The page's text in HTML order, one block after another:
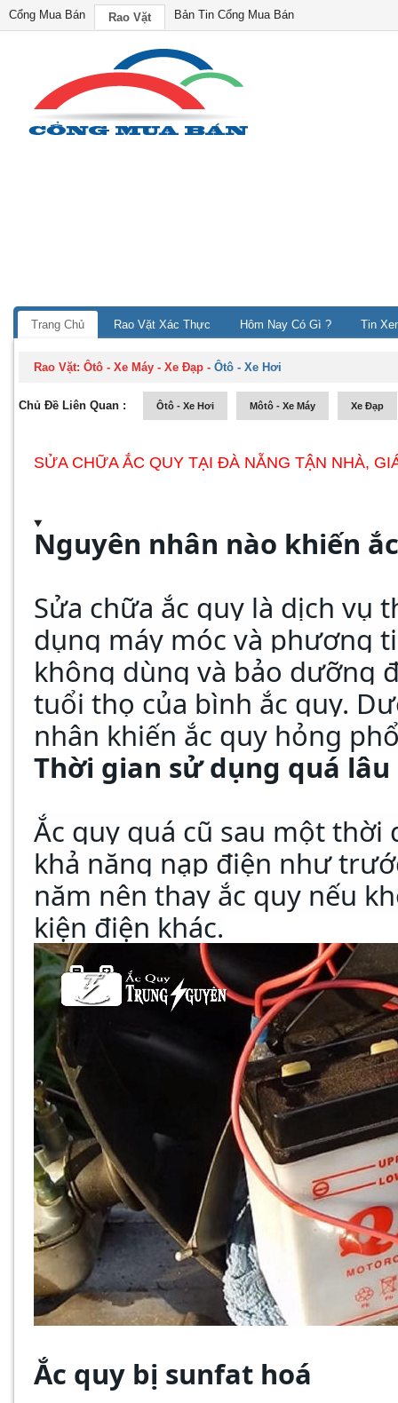
Cổng Mua Bán Rao Vặt Bản Tin Cổng Mua Bán
Trang Chủ Rao Vặt Xác Thực Hôm Nay Có Gì ? Tin
Rao Vặt:Ôtô - Xe Máy - Xe Đạp -Ôtô - Xe Hơi
Chủ Đề Liên Quan : Ôtô - Xe Hơi Môtô - Xe Máy Xe Đạp
SỬA CHỮA ẮC QUY TẠI ĐÀ NẴNG TẬN NHÀ,
Nguyên nhân nào khiến
Sửa chữa ắc quy là dịch vụ
dụng máy móc và phương
không dùng và bảo dưỡng
tuổi thọ của bình ắc quy.
nhân khiến ắc quy hỏng
Thời gian sử dụng quá lâu
Ắc quy quá cũ sau một
khả năng nạp điện như
năm nên thay ắc quy nếu
kiện điện khác.
Ắc quy bị sunfat hoá